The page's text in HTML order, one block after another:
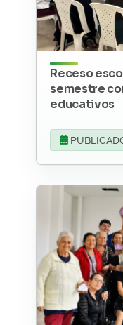
Receso
semestre
educativos